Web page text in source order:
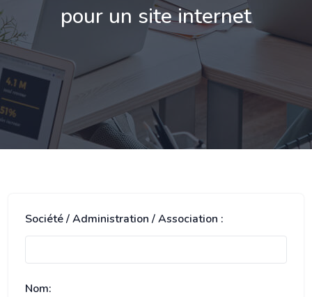
pour un site internet
Société / Administration / Association :
Nom: